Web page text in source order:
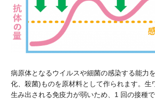
病原体となるウイルスや細菌の感染する能力
化、殺菌)ものを原材料として作られます。生
生み出される免疫力が弱いため、1 回の接種